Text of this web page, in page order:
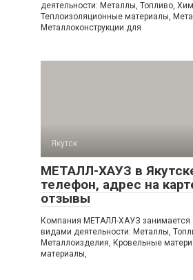
деятельности: Металлы, Топливо,
Теплоизоляционные материалы,
Металлоконструкции для
Якутск
МЕТАЛЛ-ХАУЗ в
телефон, адрес на
отзывы
Компания МЕТАЛЛ-ХАУЗ
видами деятельности: Металлы,
Металлоизделия, Кровельные
материалы,